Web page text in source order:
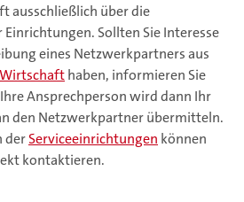
ausschließlich über die
Sollten Sie Interesse
eines Netzwerkpartners aus
Wirtschafthaben, informieren Sie
Ansprechperson wird dann Ihr
den Netzwerkpartner übermitteln.
derServiceeinrichtungen können
kontaktieren.